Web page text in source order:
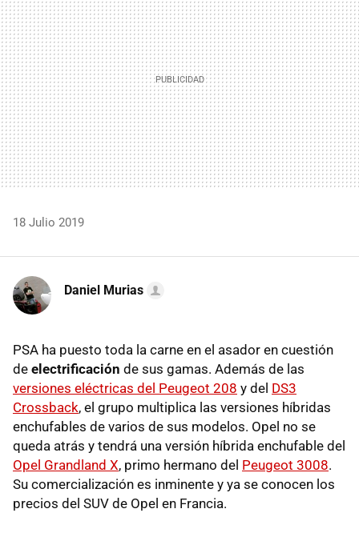
18 Julio 2019
Daniel Murias
PSA ha puesto toda la carne en el asador en cuestión
de electrificación de sus gamas. Además de las
versiones eléctricas del Peugeot 208 y del DS3
Crossback, el grupo multiplica las versiones híbridas
enchufables de varios de sus modelos. Opel no se
queda atrás y tendrá una versión híbrida enchufable del
Opel Grandland X, primo hermano del Peugeot 3008.
Su comercialización es inminente y ya se conocen los
precios del SUV de Opel en Francia.